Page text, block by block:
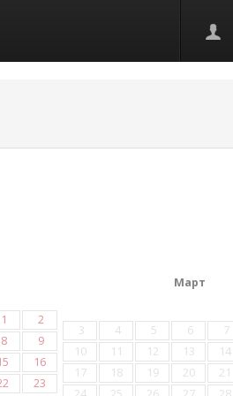
1
2
8
9
16
23
Март
3
4 5 6 7
10
11 12 13 14
17
18 19 20 21